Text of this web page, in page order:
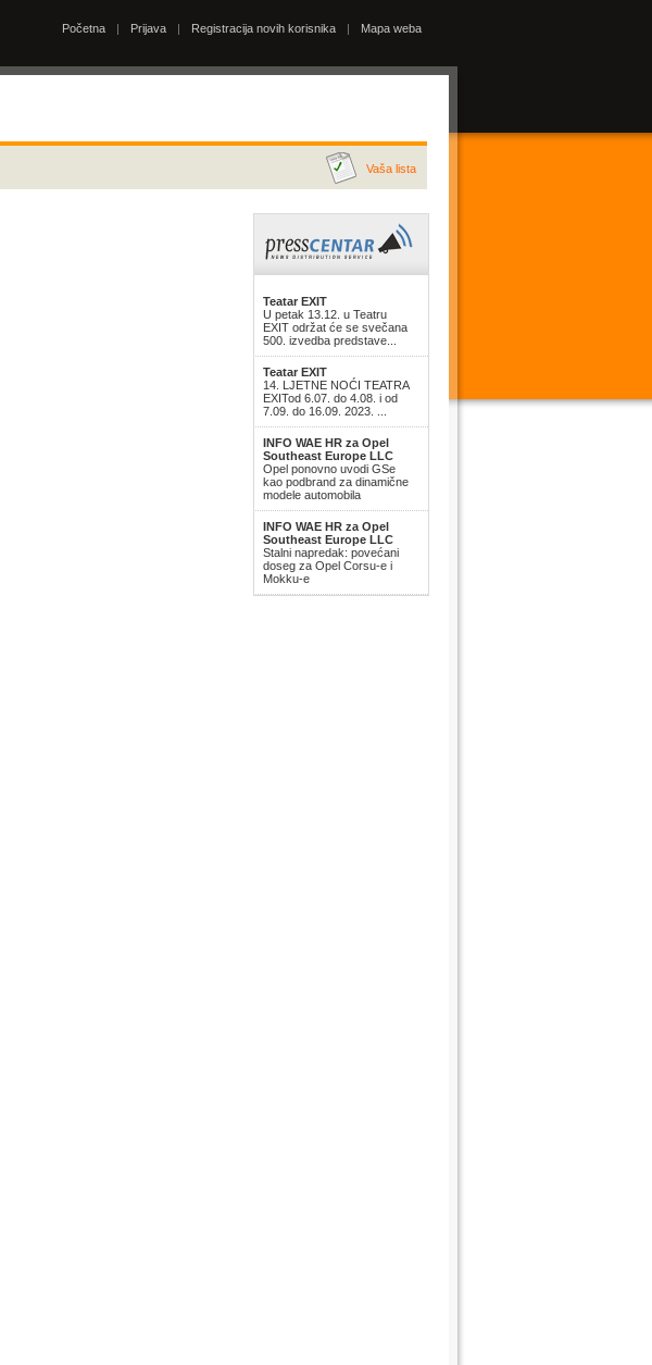
Početna | Prijava | Registracija novih korisnika | Mapa weba
Vaša lista
Teatar EXIT
U petak 13.12. u Teatru
EXIT održat će se svečana
500. izvedba predstave...
Teatar EXIT
14. LJETNE NOĆI TEATRA
EXITod 6.07. do 4.08. i od
7.09. do 16.09. 2023. ...
INFO WAE HR za Opel
Southeast Europe LLC
Opel ponovno uvodi GSe
kao podbrand za dinamične
modele automobila
INFO WAE HR za Opel
Southeast Europe LLC
Stalni napredak: povećani
doseg za Opel Corsu-e i
Mokku-e